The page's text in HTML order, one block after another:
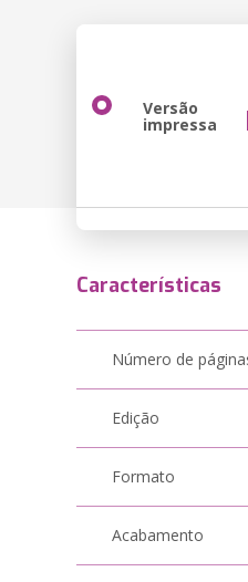
Versão
impressa
Características
Número de
Edição
Formato
Acabamento